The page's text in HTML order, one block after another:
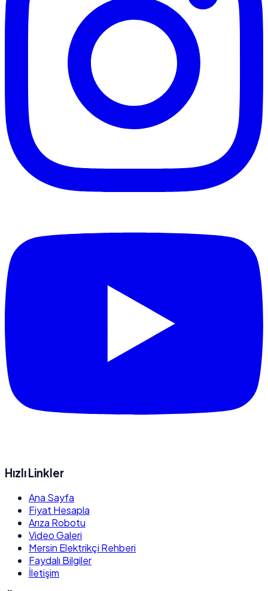
Hızlı Linkler
Ana Sayfa
Fiyat Hesapla
Arıza Robotu
Video Galeri
Mersin Elektrikçi Rehberi
Faydalı Bilgiler
İletişim